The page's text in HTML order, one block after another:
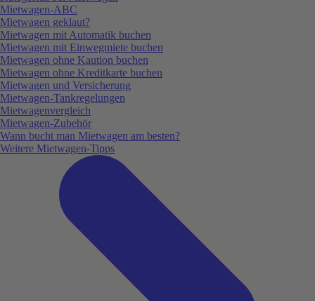
Mietwagen-ABC
Mietwagen geklaut?
Mietwagen mit Automatik buchen
Mietwagen mit Einwegmiete buchen
Mietwagen ohne Kaution buchen
Mietwagen ohne Kreditkarte buchen
Mietwagen und Versicherung
Mietwagen-Tankregelungen
Mietwagenvergleich
Mietwagen-Zubehör
Wann bucht man Mietwagen am besten?
Weitere Mietwagen-Tipps